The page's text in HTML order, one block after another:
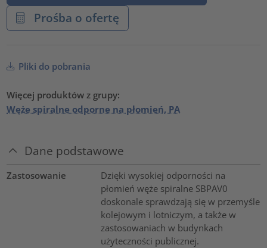
Prośba o ofertę
Pliki do pobrania
Więcej produktów z grupy:
Węże spiralne odporne na płomień, PA
Dane podstawowe
Zastosowanie
Dzięki wysokiej odporności na
płomień węże spiralne SBPAV0
doskonale sprawdzają się w przemyśle
kolejowym i lotniczym, a także w
zastosowaniach w budynkach
użyteczności publicznej.